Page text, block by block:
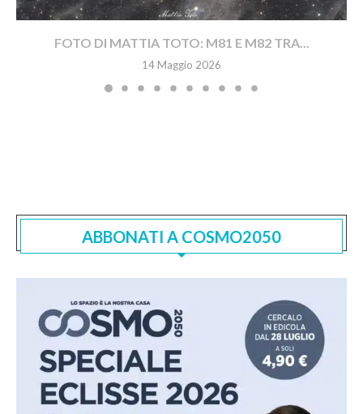
FOTO DI MATTIA TOTO: M81 E M82 TRA...
14 Maggio 2026
ABBONATI A COSMO2050